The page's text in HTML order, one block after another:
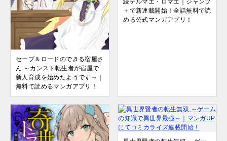
セーブ＆ロードのできる宿屋さ
ん ～カンスト転生者が宿屋で
新人育成を始めたようです～｜
無料で読めるマンガアプリ！
＋で新連載開始！全話無料で読
める公式マンガアプリ！